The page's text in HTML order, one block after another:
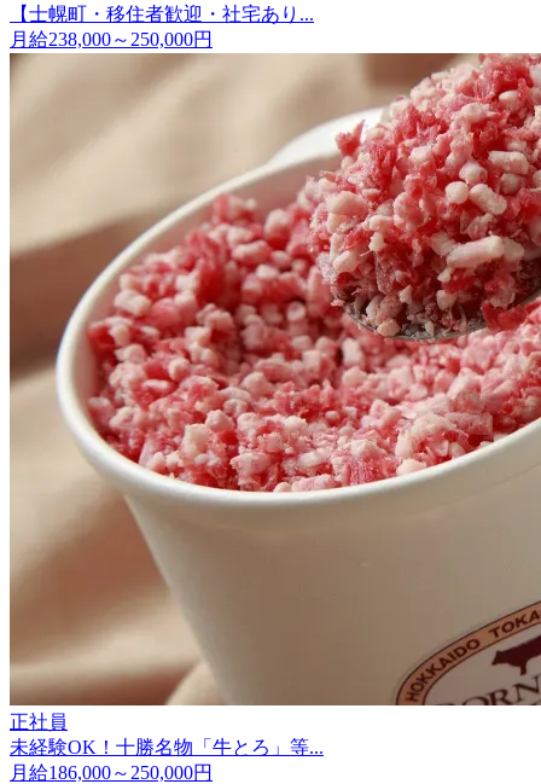
【士幌町・移住者歓迎・社宅あり...
月給238,000～250,000円
正社員
未経験OK！十勝名物「牛とろ」等...
月給186,000～250,000円